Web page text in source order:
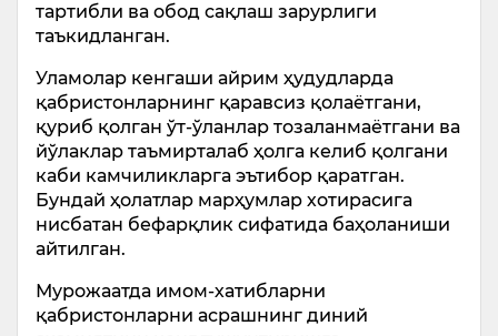
тартибли ва обод сақлаш зарурлиги
таъкидланган.
Уламолар кенгаши айрим ҳудудларда
қабристонларнинг қаравсиз қолаётгани,
қуриб қолган ўт-ўланлар тозаланмаётгани ва
йўлаклар таъмирталаб ҳолга келиб қолгани
каби камчиликларга эътибор қаратган.
Бундай ҳолатлар марҳумлар хотирасига
нисбатан бефарқлик сифатида баҳоланиши
айтилган.
Мурожаатда имом-хатибларни
қабристонларни асрашнинг диний